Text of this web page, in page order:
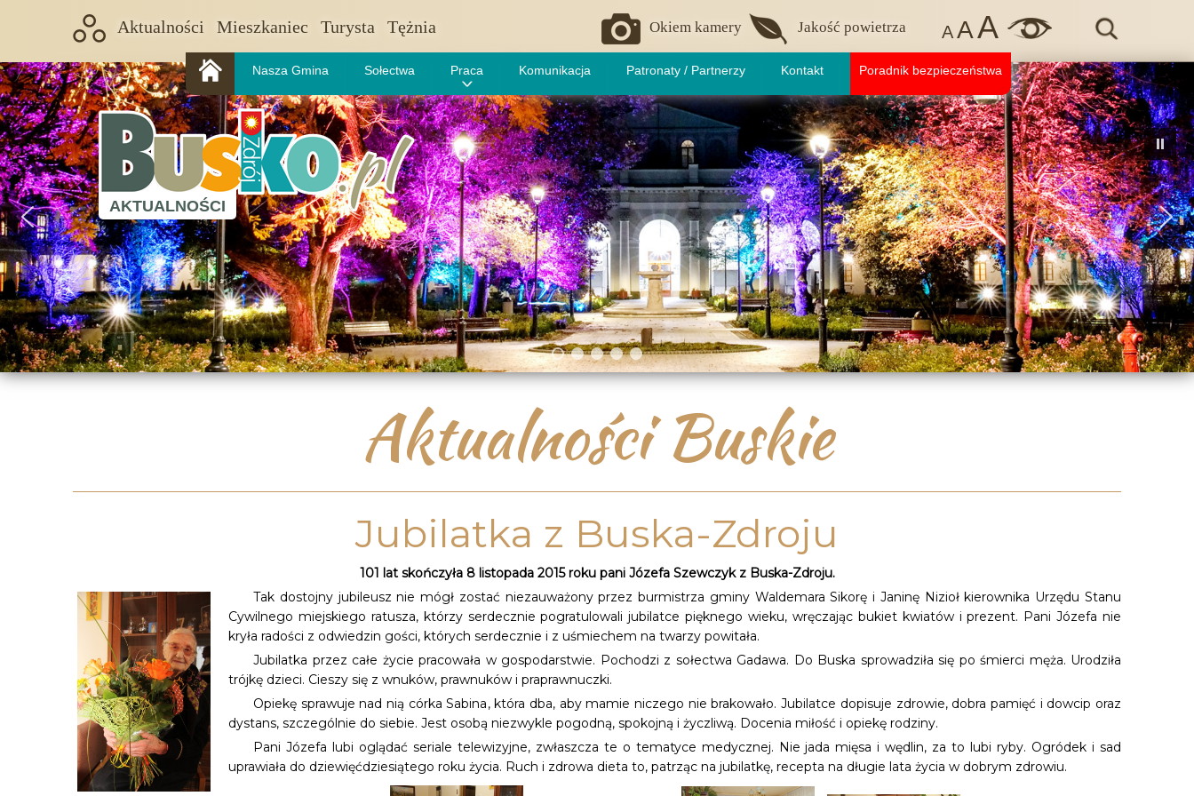
Aktualności Mieszkaniec Turysta Tężnia Okiem kamery Jakość powietrza AAA
AKTUALNOŚCI
Nasza Gmina Sołectwa Praca Komunikacja Patronaty / Partnerzy Kontakt Poradnik bezpieczeństwa
Aktualności Buskie
Jubilatka z Buska-Zdroju
101 lat skończyła 8 listopada 2015 roku pani Józefa Szewczyk z Buska-Zdroju.
Tak dostojny jubileusz nie mógł zostać niezauważony przez burmistrza gminy Waldemara Sikorę i Janinę Nizioł kierownika Urzędu Stanu
Cywilnego miejskiego ratusza, którzy serdecznie pogratulowali jubilatce pięknego wieku, wręczając bukiet kwiatów i prezent. Pani Józefa nie
kryła radości z odwiedzin gości, których serdecznie i z uśmiechem na twarzy powitała.
Jubilatka przez całe życie pracowała w gospodarstwie. Pochodzi z sołectwa Gadawa. Do Buska sprowadziła się po śmierci męża. Urodziła
trójkę dzieci. Cieszy się z wnuków, prawnuków i praprawnuczki.
Opiekę sprawuje nad nią córka Sabina, która dba, aby mamie niczego nie brakowało. Jubilatce dopisuje zdrowie, dobra pamięć i dowcip oraz
dystans, szczególnie do siebie. Jest osobą niezwykle pogodną, spokojną i życzliwą. Docenia miłość i opiekę rodziny.
Pani Józefa lubi oglądać seriale telewizyjne, zwłaszcza te o tematyce medycznej. Nie jada mięsa i wędlin, za to lubi ryby. Ogródek i sad
uprawiała do dziewięćdziesiątego roku życia. Ruch i zdrowa dieta to, patrząc na jubilatkę, recepta na długie lata życia w dobrym zdrowiu.